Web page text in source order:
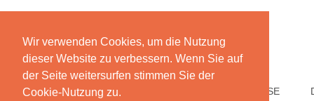
Wir verwenden Cookies, um die Nutzung
dieser Website zu verbessern. Wenn Sie auf
der Seite weitersurfen stimmen Sie der
Cookie-Nutzung zu.
HOME PREISE